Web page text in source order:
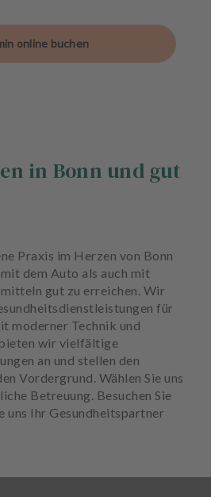
online buchen
in Bonn und gut
Praxis im Herzen von Bonn
dem Auto als auch mit
gut zu erreichen. Wir
für
moderner Technik und
wir vielfältige
an und stellen den
Vordergrund. Wählen Sie uns
Betreuung. Besuchen Sie
uns Ihr Gesundheitspartner